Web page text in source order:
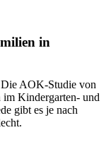
in
Die AOK-Studie von
im Kindergarten- und
gibt es je nach